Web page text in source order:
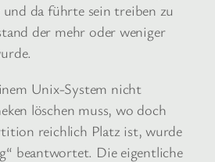
da führte sein treiben zu
der mehr oder weniger
Unix-System nicht
löschen muss, wo doch
reichlich Platz ist, wurde
beantwortet. Die eigentliche